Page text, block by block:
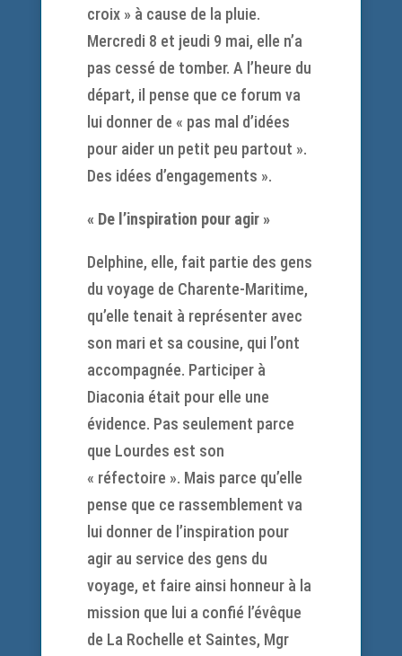
croix » à cause de la pluie.
Mercredi 8 et jeudi 9 mai, elle n’a
pas cessé de tomber. A l’heure du
départ, il pense que ce forum va
lui donner de « pas mal d’idées
pour aider un petit peu partout ».
Des idées d’engagements ».
« De l’inspiration pour agir »
Delphine, elle, fait partie des gens
du voyage de Charente-Maritime,
qu’elle tenait à représenter avec
son mari et sa cousine, qui l’ont
accompagnée. Participer à
Diaconia était pour elle une
évidence. Pas seulement parce
que Lourdes est son
« réfectoire ». Mais parce qu’elle
pense que ce rassemblement va
lui donner de l’inspiration pour
agir au service des gens du
voyage, et faire ainsi honneur à la
mission que lui a confié l’évêque
de La Rochelle et Saintes, Mgr